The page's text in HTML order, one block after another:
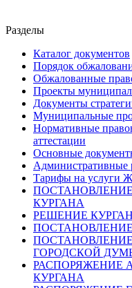
Разделы
Каталог документов
Порядок
Обжалованные
Проекты
Документы
Муниципальные
Нормативные
аттестации
Основные
Административные
Тарифы на услуги
КУРГАНА
РЕШЕНИЕ
ГОРОДСКОЙ
РАСПОРЯЖЕНИЕ
КУРГАНА